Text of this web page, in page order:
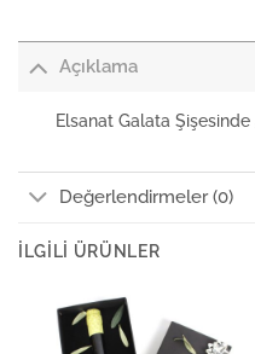
Açıklama
Elsanat Galata
Değerlendirmeler (0)
İLGILI ÜRÜNLER